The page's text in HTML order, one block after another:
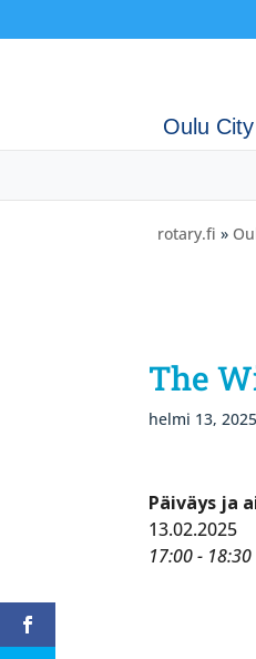
Oulu
rotary.fi »
The
helmi 13, 2025
Päiväys ja
13.02.2025
17:00 - 18:30